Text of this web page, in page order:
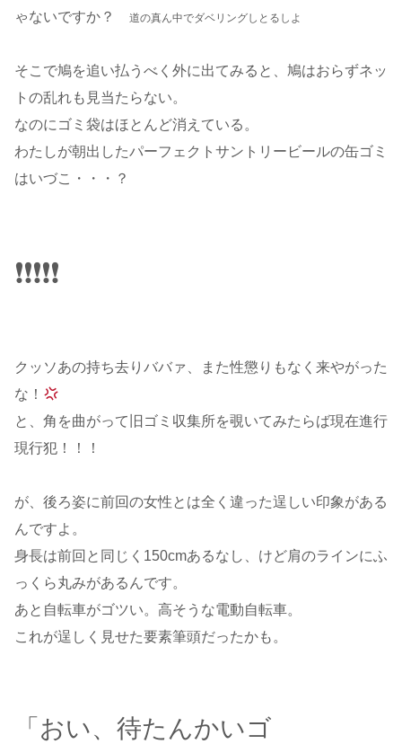
ゃないですか？ 道の真ん中でダベリングしとるしよ
そこで鳩を追い払うべく外に出てみると、鳩はおらずネッ
トの乱れも見当たらない。
なのにゴミ袋はほとんど消えている。
わたしが朝出したパーフェクトサントリービールの缶ゴミ
はいづこ・・・？
❗️❗️❗️❗️❗️
クッソあの持ち去りババァ、また性懲りもなく来やがった
な！
と、角を曲がって旧ゴミ収集所を覗いてみたらば現在進行
現行犯！！！
が、後ろ姿に前回の女性とは全く違った逞しい印象がある
んですよ。
身長は前回と同じく150cmあるなし、けど肩のラインにふ
っくら丸みがあるんです。
あと自転車がゴツい。高そうな電動自転車。
これが逞しく見せた要素筆頭だったかも。
「おい、待たんかいゴ